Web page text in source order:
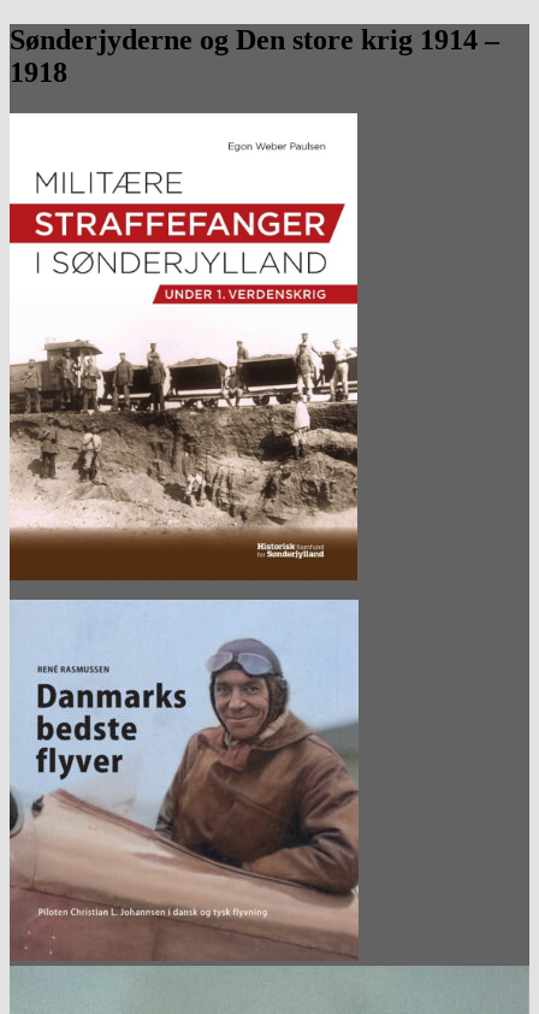
Sønderjyderne og Den store krig 1914 –
1918